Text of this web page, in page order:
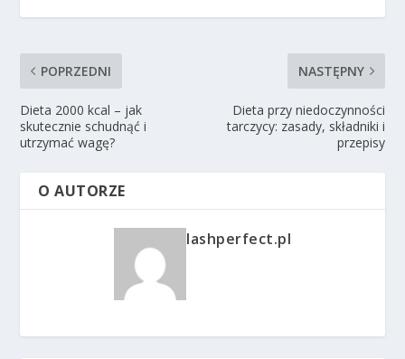
POPRZEDNI
Dieta 2000 kcal – jak
skutecznie schudnąć i
utrzymać wagę?
NASTĘPNY
Dieta przy niedoczynności
tarczycy: zasady, składniki i
przepisy
O AUTORZE
lashperfect.pl